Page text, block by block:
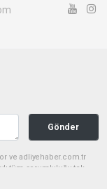
Gönder
ve adliyehaber.com.tr
tüm sorumluluğu tek